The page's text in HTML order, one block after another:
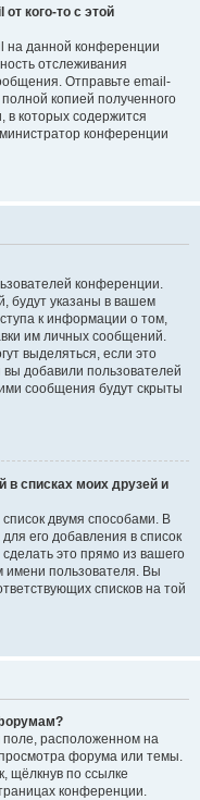
кого-то с этой
на данной конференции
отслеживания
Отправьте email-
копией полученного
в которых содержится
конференции
конференции.
будут указаны в вашем
к информации о том,
им личных сообщений.
выделяться, если это
добавили пользователей
сообщения будут скрыты
в списках моих друзей и
двумя способами. В
его добавления в список
это прямо из вашего
имени пользователя. Вы
списков на той
поле, расположенном на
форума или темы.
щёлкнув по ссылке
конференции.